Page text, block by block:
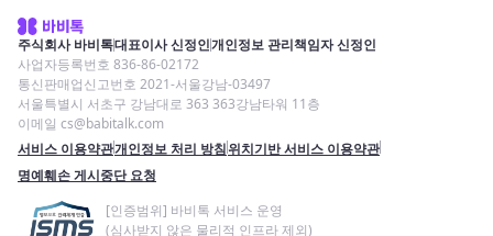
주식회사 바비톡대표이사 신정인개인정보 관리책임자 신정인
사업자등록번호 836-86-02172
통신판매업신고번호 2021-서울강남-03497
서울특별시 서초구 강남대로 363 363강남타워 11층
이메일 cs@babitalk.com
서비스 이용약관개인정보 처리 방침위치기반 서비스 이용약관
명예훼손 게시중단 요청
[인증범위] 바비톡 서비스 운영
(심사받지 않은 물리적 인프라 제외)